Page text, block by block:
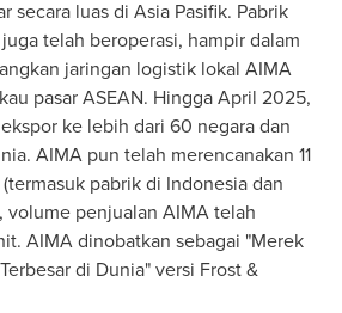
secara luas di Asia Pasifik. Pabrik
juga telah beroperasi, hampir dalam
jaringan logistik lokal AIMA
pasar ASEAN. HinggaApril 2025,
ke lebih dari 60 negara dan
AIMA pun telah merencanakan 11
pabrik di Indonesiadan
volume penjualan AIMA telah
AIMA dinobatkan sebagai "Merek
di Dunia" versi Frost &